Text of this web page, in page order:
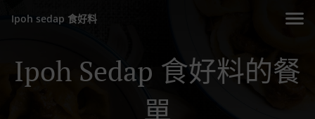
Ipoh sedap 食好料
Ipoh Sedap 食好料的餐
單